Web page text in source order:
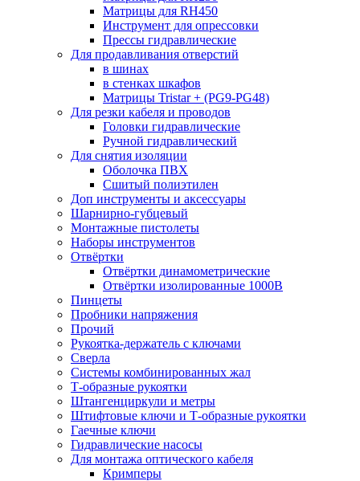
Матрицы для RH450
Инструмент для опрессовки
Прессы гидравлические
Для продавливания отверстий
в шинах
в стенках шкафов
Матрицы Tristar + (PG9-PG48)
Для резки кабеля и проводов
Головки гидравлические
Ручной гидравлический
Для снятия изоляции
Оболочка ПВХ
Сшитый полиэтилен
Доп инструменты и аксессуары
Шарнирно-губцевый
Монтажные пистолеты
Наборы инструментов
Отвёртки
Отвёртки динамометрические
Отвёртки изолированные 1000В
Пинцеты
Пробники напряжения
Прочий
Рукоятка-держатель с ключами
Сверла
Системы комбинированных жал
Т-образные рукоятки
Штангенциркули и метры
Штифтовые ключи и Т-образные рукоятки
Гаечные ключи
Гидравлические насосы
Для монтажа оптического кабеля
Кримперы